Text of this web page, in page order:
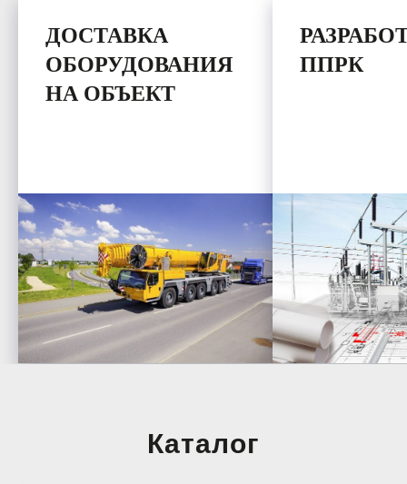
ДОСТАВКА
ОБОРУДОВАНИЯ
НА ОБЪЕКТ
ППРК
Каталог